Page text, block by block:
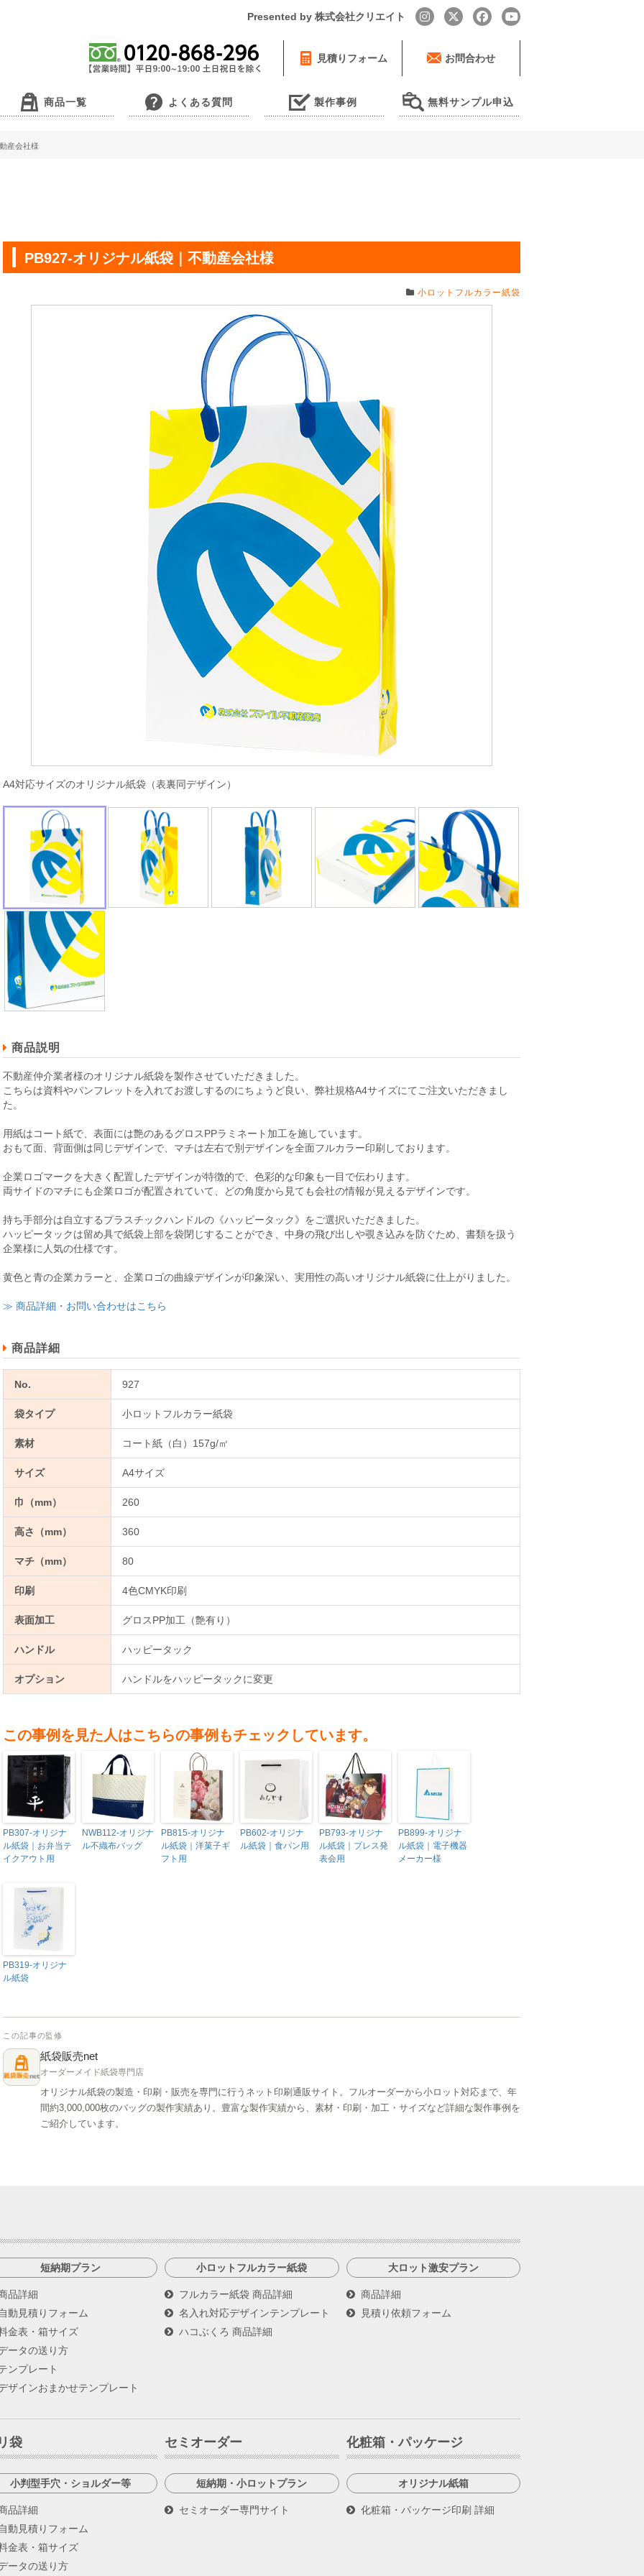
Presented by 株式会社クリエイト
見積りフォーム お問合わせ
商品一覧 よくある質問 製作事例 無料サンプル申込
産会社様
PB927-オリジナル紙袋｜不動産会社様
小ロットフルカラー紙袋
A4対応サイズのオリジナル紙袋（表裏同デザイン）
商品説明
不動産仲介業者様のオリジナル紙袋を製作させていただきました。
こちらは資料やパンフレットを入れてお渡しするのにちょうど良い、弊社規格A4サイズにてご注文いただきまし
た。
用紙はコート紙で、表面には艶のあるグロスPPラミネート加工を施しています。
おもて面、背面側は同じデザインで、マチは左右で別デザインを全面フルカラー印刷しております。
企業ロゴマークを大きく配置したデザインが特徴的で、色彩的な印象も一目で伝わります。
両サイドのマチにも企業ロゴが配置されていて、どの角度から見ても会社の情報が見えるデザインです。
持ち手部分は自立するプラスチックハンドルの《ハッピータック》をご選択いただきました。
ハッピータックは留め具で紙袋上部を袋閉じすることができ、中身の飛び出しや覗き込みを防ぐため、書類を扱う
企業様に人気の仕様です。
黄色と青の企業カラーと、企業ロゴの曲線デザインが印象深い、実用性の高いオリジナル紙袋に仕上がりました。
≫ 商品詳細・お問い合わせはこちら
商品詳細
No. 927
袋タイプ 小ロットフルカラー紙袋
素材 コート紙（白）157g/㎡
サイズ A4サイズ
巾（mm） 260
高さ（mm） 360
マチ（mm） 80
印刷 4色CMYK印刷
表面加工 グロスPP加工（艶有り）
ハンドル ハッピータック
オプション ハンドルをハッピータックに変更
この事例を見た人はこちらの事例もチェックしています。
PB307-オリジナ
ル紙袋｜お弁当テ
イクアウト用
NWB112-オリジナ
ル不織布バッグ
PB815-オリジナ
ル紙袋｜洋菓子ギ
フト用
PB602-オリジナ
ル紙袋｜食パン用
PB793-オリジナ
ル紙袋｜プレス発
表会用
PB899-オリジナ
ル紙袋｜電子機器
メーカー様
PB319-オリジナ
ル紙袋
この記事の監修
紙袋販売net
オーダーメイド紙袋専門店
オリジナル紙袋の製造・印刷・販売を専門に行うネット印刷通販サイト。フルオーダーから小ロット対応まで、年
間約3,000,000枚のバッグの製作実績あり。豊富な製作実績から、素材・印刷・加工・サイズなど詳細な製作事例を
ご紹介しています。
短納期プラン
品詳細
動見積りフォーム
金表・箱サイズ
ータの送り方
ンプレート
ザインおまかせテンプレート
小ロットフルカラー紙袋
フルカラー紙袋 商品詳細
名入れ対応デザインテンプレート
ハコぶくろ 商品詳細
大ロット激安プラン
商品詳細
見積り依頼フォーム
袋
小判型手穴・ショルダー等
品詳細
動見積りフォーム
金表・箱サイズ
ータの送り方
セミオーダー
短納期・小ロットプラン
セミオーダー専門サイト
化粧箱・パッケージ
オリジナル紙箱
化粧箱・パッケージ印刷 詳細